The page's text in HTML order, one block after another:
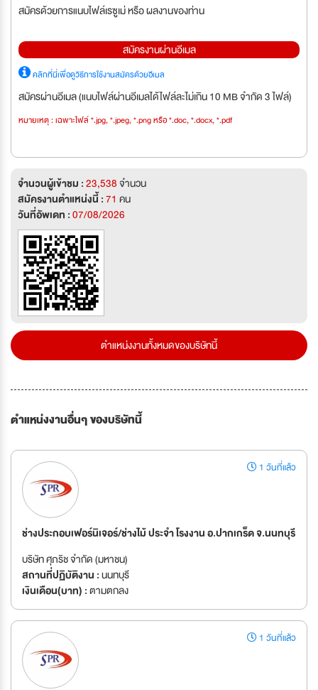
สมัครด้วยการแนบไฟล์เรซูเม่ หรือ ผลงานของท่าน
สมัครงานผ่านอีเมล
คลิกที่นี่เพื่อดูวิธีการใช้งานสมัครด้วยอีเมล
สมัครผ่านอีเมล (แนบไฟล์ผ่านอีเมลได้ไฟล์ละไม่เกิน 10 MB จำกัด 3 ไฟล์)
หมายเหตุ : เฉพาะไฟล์ *.jpg, *.jpeg, *.png หรือ *.doc, *.docx, *.pdf
จำนวนผู้เข้าชม :23,538จำนวน
สมัครงานตำแหน่งนี้ :71 คน
วันที่อัพเดท :07/08/2026
ตำแหน่งงานทั้งหมดของบริษัทนี้
ตำแหน่งงานอื่นๆ ของบริษัทนี้
1 วันที่แล้ว
ช่างประกอบเฟอร์นิเจอร์/ช่างไม้ ประจำ โรงงาน อ.ปากเกร็ด จ.นนทบุรี
บริษัท ศุภริช จำกัด (มหาชน)
สถานที่ปฏิบัติงาน :นนทบุรี
เงินเดือน(บาท) :ตามตกลง
1 วันที่แล้ว